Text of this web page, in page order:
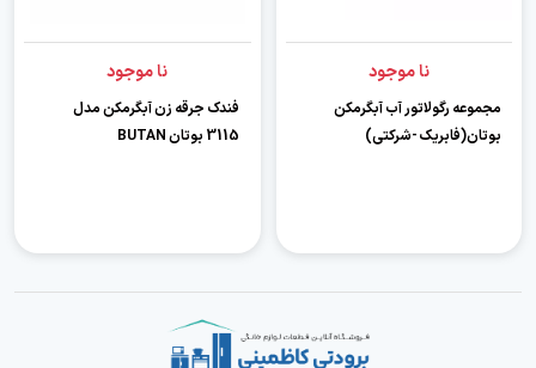
نا موجود
مجموعه رگولاتور آب آبگرمکن
بوتان(فابریک -شرکتی)
نا موجود
فندک جرقه زن آبگرمکن مدل
3115 بوتان BUTAN